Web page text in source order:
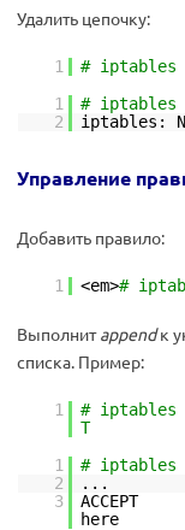
Удалить цепочку:
1
# iptables
1
# iptables
2
iptables:
Управление
Добавить правило:
1 <em>#
Выполнитappendк
списка. Пример:
1
# iptables
T
1
# iptables
2
...
3
here